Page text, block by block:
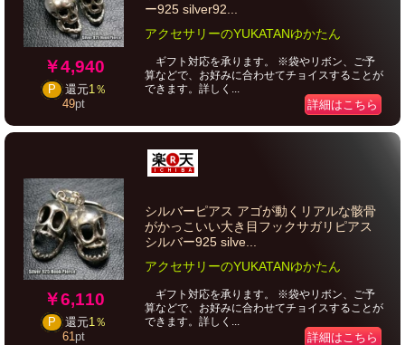
￥4,940
P 還元1％
49pt
ー925 silver92...
アクセサリーのYUKATANゆかたん
ギフト対応を承ります。 ※袋やリボン、ご予
算などで、お好みに合わせてチョイスすることが
できます。詳しく...
詳細はこちら
￥6,110
P 還元1％
61 pt
シルバーピアス アゴが動くリアルな骸骨
がかっこいい大き目フックサガリピアス
シルバー925 silve...
アクセサリーのYUKATANゆかたん
ギフト対応を承ります。 ※袋やリボン、ご予
算などで、お好みに合わせてチョイスすることが
できます。詳しく...
詳細はこちら